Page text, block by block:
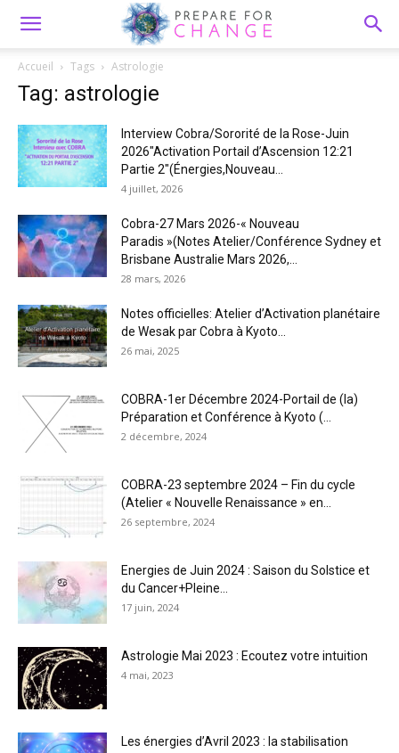
Accueil Tags Astrologie
Tag: astrologie
Interview Cobra/Sororité de la Rose-Juin
2026″Activation Portail d’Ascension 12:21
Partie 2″(Énergies,Nouveau...
4 juillet, 2026
Cobra-27 Mars 2026-« Nouveau
Paradis »(Notes Atelier/Conférence Sydney et
Brisbane Australie Mars 2026,...
28 mars, 2026
Notes officielles: Atelier d’Activation planétaire
de Wesak par Cobra à Kyoto...
26 mai, 2025
COBRA-1er Décembre 2024-Portail de (la)
Préparation et Conférence à Kyoto (...
2 décembre, 2024
COBRA-23 septembre 2024 – Fin du cycle
(Atelier « Nouvelle Renaissance » en...
26 septembre, 2024
Energies de Juin 2024 : Saison du Solstice et
du Cancer+Pleine...
17 juin, 2024
Astrologie Mai 2023 : Ecoutez votre intuition
4 mai, 2023
Les énergies d’Avril 2023 : la stabilisation